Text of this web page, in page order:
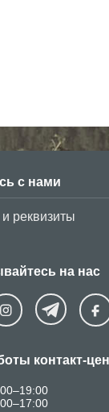
текущего
с нами
реквизиты
на нас
контакт-